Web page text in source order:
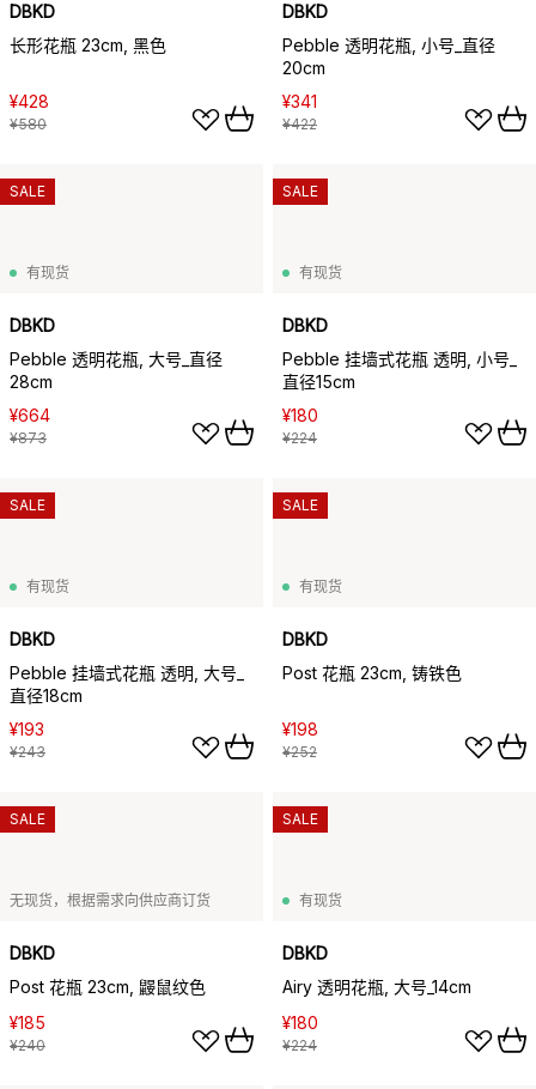
DBKD
长形花瓶 23cm, 黑色
¥428
¥580
DBKD
Pebble 透明花瓶, 小号_直径
20cm
¥341
¥422
有现货
DBKD
Pebble 透明花瓶, 大号_直径
28cm
¥664
¥873
SALE
有现货
DBKD
Pebble 挂墙式花瓶 透明, 小号_
直径15cm
¥180
¥224
SALE
有现货
DBKD
Pebble 挂墙式花瓶 透明, 大号_
直径18cm
¥193
¥243
SALE
有现货
DBKD
Post 花瓶 23cm, 铸铁色
¥198
¥252
SALE
无现货，根据需求向供应商订货
DBKD
Post 花瓶 23cm, 鼹鼠纹色
¥185
¥240
SALE
有现货
DBKD
Airy 透明花瓶, 大号_14cm
¥180
¥224
SALE